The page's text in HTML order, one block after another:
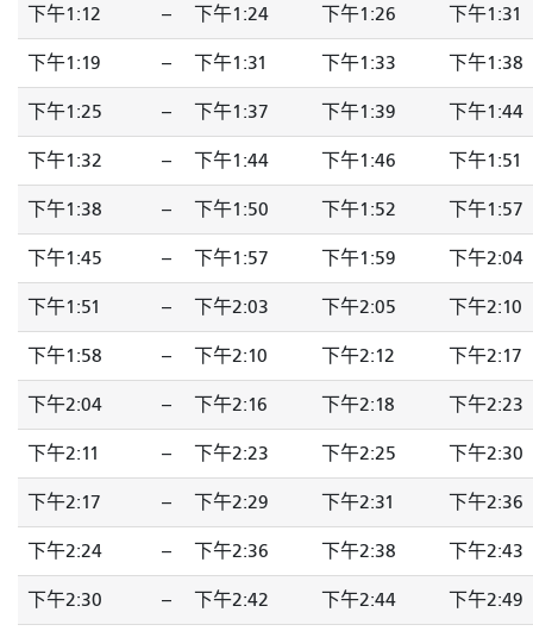
下午1:12 -- 下午1:24 下午1:26 下午1:31
下午1:19 -- 下午1:31 下午1:33 下午1:38
下午1:25 -- 下午1:37 下午1:39 下午1:44
下午1:32 -- 下午1:44 下午1:46 下午1:51
下午1:38 -- 下午1:50 下午1:52 下午1:57
下午1:45 -- 下午1:57 下午1:59 下午2:04
下午1:51 -- 下午2:03 下午2:05 下午2:10
下午1:58 -- 下午2:10 下午2:12 下午2:17
下午2:04 -- 下午2:16 下午2:18 下午2:23
下午2:11 -- 下午2:23 下午2:25 下午2:30
下午2:17 -- 下午2:29 下午2:31 下午2:36
下午2:24 -- 下午2:36 下午2:38 下午2:43
下午2:30 -- 下午2:42 下午2:44 下午2:49